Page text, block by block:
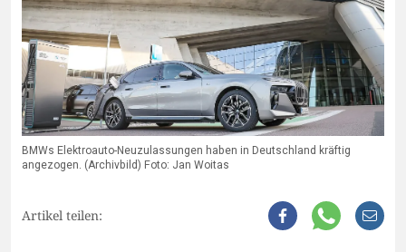
BMWs Elektroauto-Neuzulassungen haben in Deutschland kräftig
angezogen. (Archivbild) Foto: Jan Woitas
Artikel teilen: